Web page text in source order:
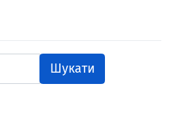
Шукати